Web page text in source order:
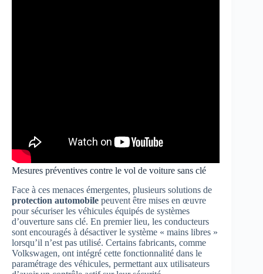
Mesures préventives contre le vol de voiture sans clé
Face à ces menaces émergentes, plusieurs solutions de
protection automobile peuvent être mises en œuvre
pour sécuriser les véhicules équipés de systèmes
d’ouverture sans clé. En premier lieu, les conducteurs
sont encouragés à désactiver le système « mains libres »
lorsqu’il n’est pas utilisé. Certains fabricants, comme
Volkswagen, ont intégré cette fonctionnalité dans le
paramétrage des véhicules, permettant aux utilisateurs